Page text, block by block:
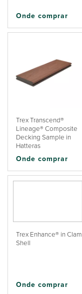
Onde comprar
Trex Transcend®
Lineage® Composite
Decking Sample in
Hatteras
Onde comprar
Trex Enhance® in Clam
Shell
Onde comprar